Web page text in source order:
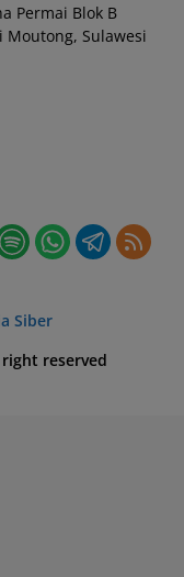
Permai Blok B
Moutong, Sulawesi
Siber
reserved